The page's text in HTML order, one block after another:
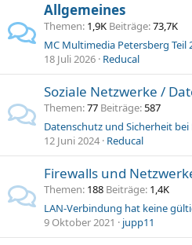
Allgemeines
Themen 1,9K Beiträge 73,7K
18 Juli 2026 Reducal
Soziale Netzwerke /
Themen 77 Beiträge 587
12 Juni 2024 Reducal
Firewalls und
Themen 188 Beiträge 1,4K
LAN-Verbindung hat keine
9 Oktober 2021
jupp11